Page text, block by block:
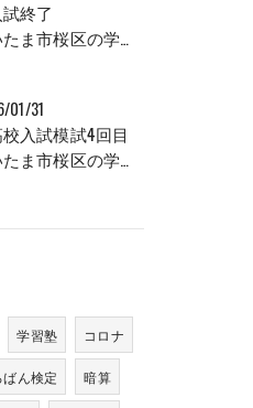
終了
桜区の学習塾、セルモ土合教室）
01/31
入試模試4回目
桜区の学習塾、セルモ土合教室）
学習塾 コロナ
ばん検定 暗算